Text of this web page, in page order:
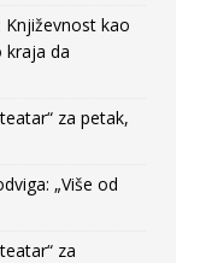
kao
da
za petak,
„Više od
za